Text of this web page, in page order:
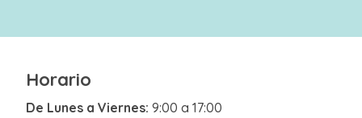
Horario
De Lunes a Viernes: 9:00 a 17:00